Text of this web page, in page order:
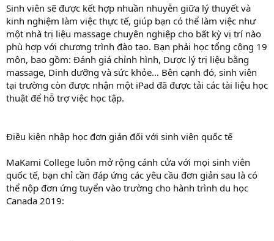
Sinh viên sẽ được kết hợp nhuần nhuyễn giữa lý thuyết và
kinh nghiệm làm việc thực tế, giúp bạn có thể làm việc như
một nhà trị liệu massage chuyên nghiệp cho bất kỳ vị trí nào
phù hợp với chương trình đào tạo. Bạn phải học tổng cộng 19
môn, bao gồm: Đánh giá chỉnh hình, Dược lý trị liệu bằng
massage, Dinh dưỡng và sức khỏe… Bên cạnh đó, sinh viên
tại trường còn được nhận một iPad đã được tải các tài liệu học
thuật để hỗ trợ việc học tập.
Điều kiện nhập học đơn giản đối với sinh viên quốc tế
MaKami College luôn mở rộng cánh cửa với mọi sinh viên
quốc tế, bạn chỉ cần đáp ứng các yêu cầu đơn giản sau là có
thể nộp đơn ứng tuyển vào trường cho hành trình du học
Canada 2019: